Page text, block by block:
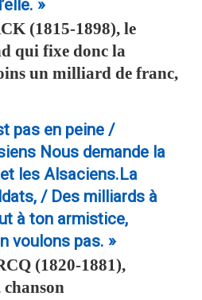
»
(1815-1898), le
qui fixe donc la
un milliard de franc,
pas en peine /
Nous demande la
les Alsaciens.La
/ Des milliards à
à ton armistice,
voulons pas. »
(1820-1881),
chanson